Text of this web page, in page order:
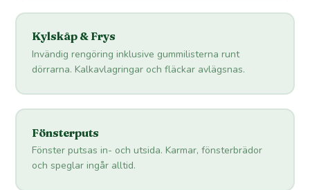
Kylskåp & Frys
Invändig rengöring inklusive gummilisterna runt
dörrarna. Kalkavlagringar och fläckar avlägsnas.
Fönsterputs
Fönster putsas in- och utsida. Karmar, fönsterbrädor
och speglar ingår alltid.